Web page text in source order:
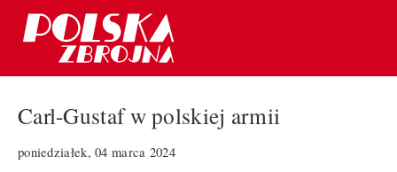
Carl-Gustaf w polskiej armii
poniedziałek, 04 marca 2024